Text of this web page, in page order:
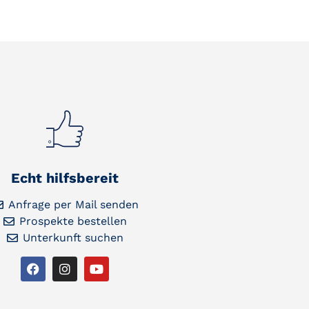
Echt hilfsbereit
Anfrage per Mail senden
Prospekte bestellen
Unterkunft suchen